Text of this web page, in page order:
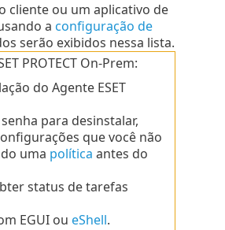
cliente ou um aplicativo de
a configuração de
serão exibidos nessa lista.
PROTECT On-Prem:
do Agente ESET
para desinstalar,
que você não
uma política antes do
status de tarefas
EGUI ou eShell.